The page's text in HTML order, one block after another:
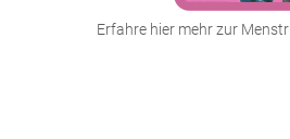
Erfahre hier mehr zur